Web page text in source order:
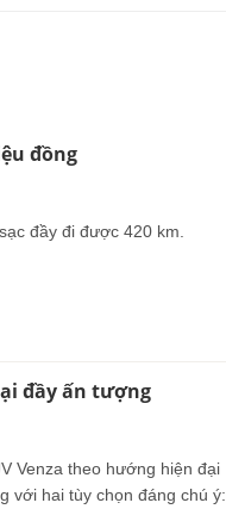
đồng
đầy đi được 420 km.
đầy ấn tượng
Venza theo hướng hiện đại
với hai tùy chọn đáng chú ý: